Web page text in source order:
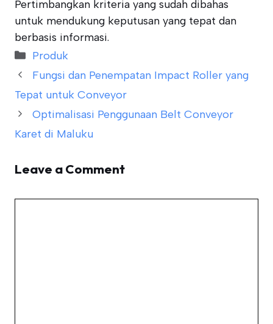
Pertimbangkan kriteria yang sudah dibahas
untuk mendukung keputusan yang tepat dan
berbasis informasi.
Categories
Produk
Fungsi dan Penempatan Impact Roller yang
Tepat untuk Conveyor
Optimalisasi Penggunaan Belt Conveyor
Karet di Maluku
Leave a Comment